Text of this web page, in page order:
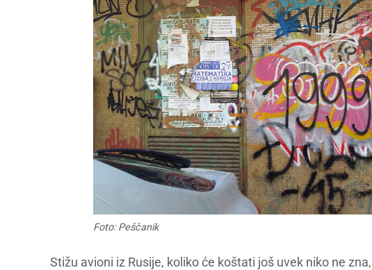
Foto: Peščanik
Stižu avioni iz Rusije, koliko će koštati još uvek niko ne